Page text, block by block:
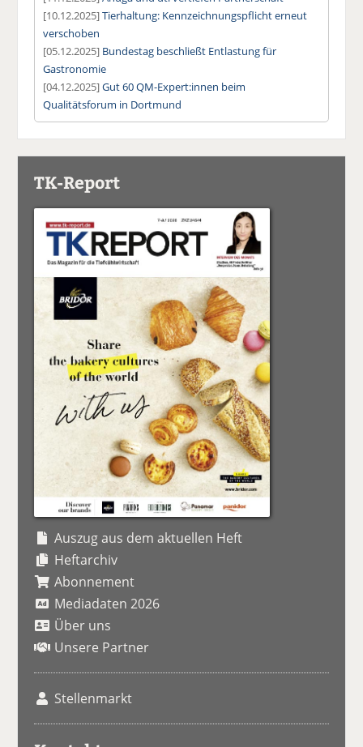
[10.12.2025]Tierhaltung: Kennzeichnungspflicht erneut
verschoben
[05.12.2025] Bundestag beschließt Entlastung für
Gastronomie
[04.12.2025]Gut 60 QM-Expert:innen beim
Qualitätsforum in Dortmund
TK-Report
Auszug aus dem aktuellen Heft
Heftarchiv
Abonnement
Mediadaten 2026
Über uns
Unsere Partner
Stellenmarkt